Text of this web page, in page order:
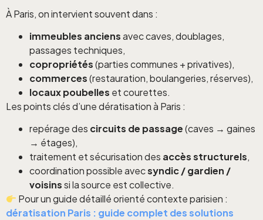
À Paris, on intervient souvent dans :
immeubles anciensavec caves, doublages,
passages techniques,
copropriétés(parties communes + privatives),
commerces(restauration, boulangeries, réserves),
locaux poubelles et courettes.
Les points clés d’une dératisation à Paris :
repérage des circuits de passage(caves → gaines
→ étages),
traitement et sécurisation des accès structurels,
coordination possible avecsyndic / gardien /
voisinssi la source est collective.
Pour un guide détaillé orienté contexte parisien :
dératisation Paris : guide complet des solutions